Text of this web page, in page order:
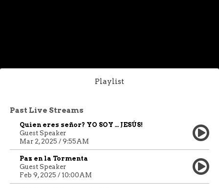
Playlist
Past Live Streams
Quien eres señor? YO SOY … JESÚS!
Guest Speaker
Mar 2, 2025 / 9:55AM
Paz en la Tormenta
Guest Speaker
Feb 9, 2025 / 10:00AM